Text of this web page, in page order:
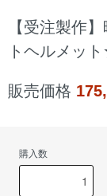
【受注製作
トヘルメッ
販売価格
購入数